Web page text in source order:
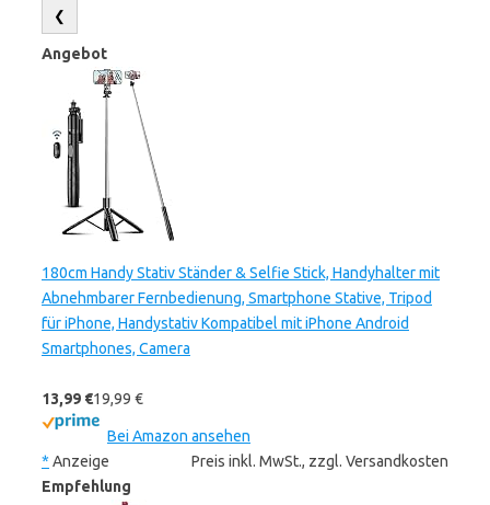
❮
Angebot
180cm Handy Stativ Ständer & Selfie Stick, Handyhalter mit
Abnehmbarer Fernbedienung, Smartphone Stative, Tripod
für iPhone, Handystativ Kompatibel mit iPhone Android
Smartphones, Camera
13,99 €19,99 €
Bei Amazon ansehen
* Anzeige
Preis inkl. MwSt., zzgl. Versandkosten
Empfehlung